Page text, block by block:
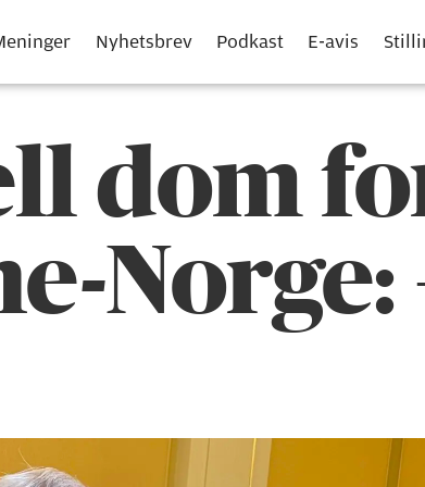
Nyhetsbrev Podkast E-avis
dom
Norge: